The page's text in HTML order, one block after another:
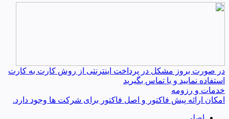
در صورت بروز مشکل در پرداخت اینترنتی از روش کارت به کارت
استفاده نمایید و یا تماس بگیرید
خدمات و رزومه
امکان ارائه پیش فاکتور و اصل فاکتور برای شرکت ها وجود دارد.